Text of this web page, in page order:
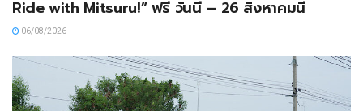
Ride with Mitsuru!” ฟรี วันนี้ – 26 สิงหาคมนี้
06/08/2026